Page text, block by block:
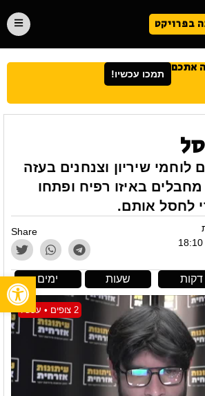
בפרויקט
אתכם תמכו עכשיו!
לוחמי שיריון וצנחנים בעזה
באיזו רפיח ופתחו
לחסל אותם.
Share
ימים שעות דקות
2 צופים • עכשיו